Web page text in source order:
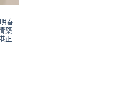
春
藥
正